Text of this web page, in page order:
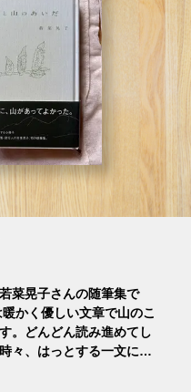
菜晃子さんの随筆集で
かく優しい文章で山のこ
。どんどん読み進めてし
々、はっとする一文に…